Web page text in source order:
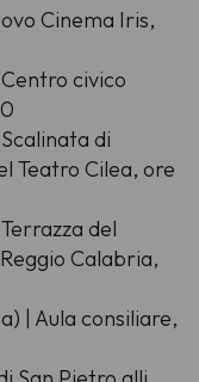
Cinema Iris,
civico
di
Teatro Cilea, ore
del
Calabria,
| Aula consiliare,